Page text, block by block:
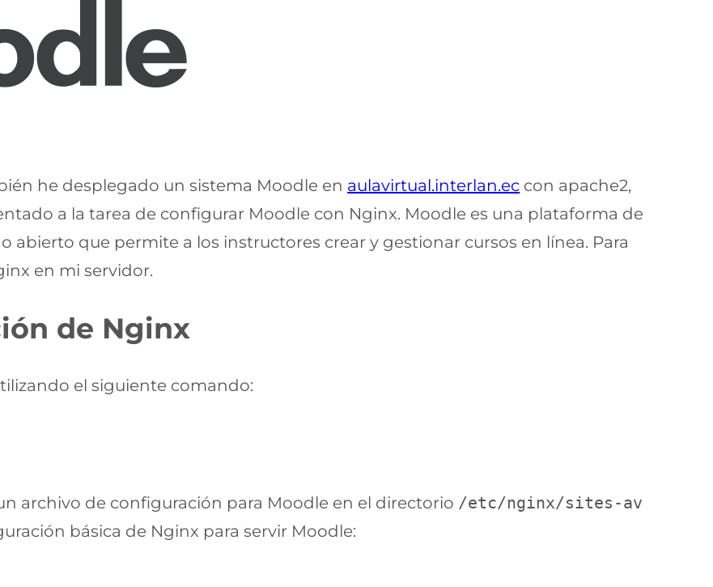
he desplegado un sistema Moodle en aulavirtual.interlan.ec con apache2,
a la tarea de configurar Moodle con Nginx. Moodle es una plataforma de
abierto que permite a los instructores crear y gestionar cursos en línea. Para
en mi servidor.
de Nginx
el siguiente comando:
archivo de configuración para Moodle en el directorio /etc/nginx/sites-av
básica de Nginx para servir Moodle: